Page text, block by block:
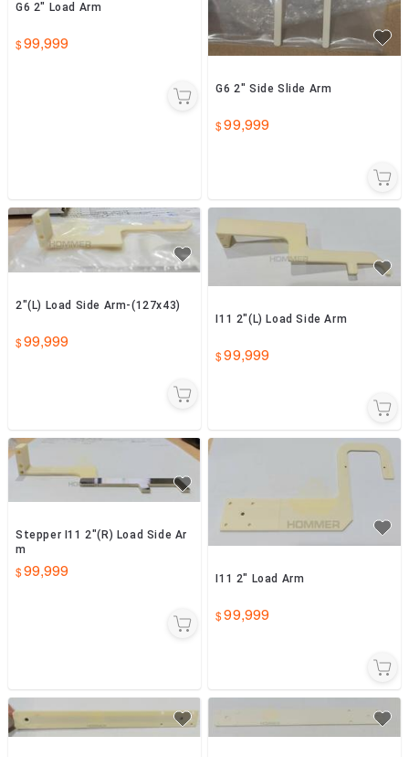
G6 2" Load Arm
99,999
G6 2" Side Slide Arm
99,999
2"(L) Load Side Arm-(127x43)
99,999
I11 2"(L) Load Side Arm
99,999
Stepper I11 2"(R) Load Side Ar
m
99,999 I11 2" Load Arm
99,999